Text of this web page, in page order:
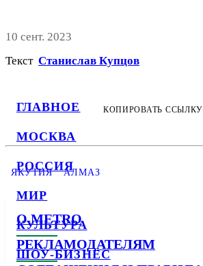
ГЛАВНОЕ
МОСКВА
РОССИЯ
МИР
КУЛЬТУРА
ШОУ-БИЗНЕС
10 сент. 2023
Текст Станислав Купцов
КОПИРОВАТЬ ССЫЛКУ
ЯКУТИЯ АЛМАЗ
О METRO
РЕКЛАМОДАТЕЛЯМ